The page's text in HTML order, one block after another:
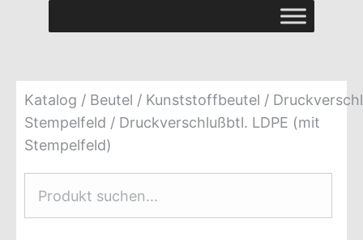
Katalog / Beutel / Kunststoffbeutel /
Stempelfeld / Druckverschlußbtl. LDPE (mit
Stempelfeld)